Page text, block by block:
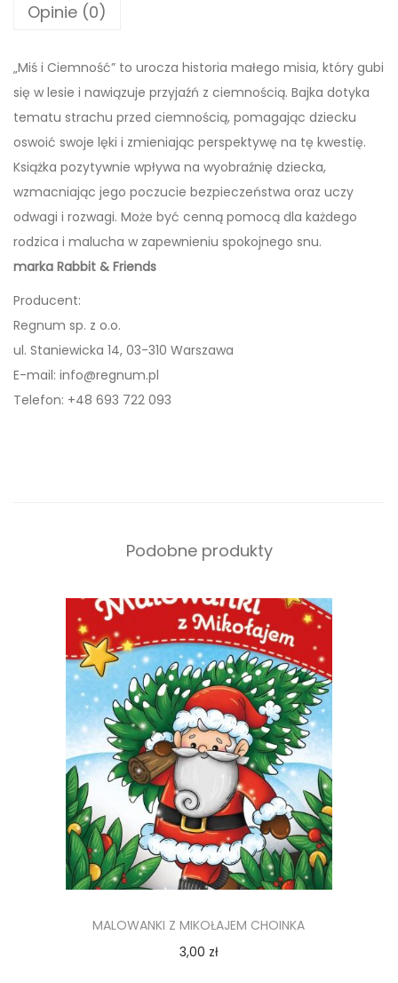
i
m
n
o
ś
ć
K
s
i
ą
ż
k
a
d
l
Opinie (0)
„Miś i Ciemność” to urocza historia małego misia, który gubi
się w lesie i nawiązuje przyjaźń z ciemnością. Bajka dotyka
tematu strachu przed ciemnością, pomagając dziecku
oswoić swoje lęki i zmieniając perspektywę na tę kwestię.
Książka pozytywnie wpływa na wyobraźnię dziecka,
wzmacniając jego poczucie bezpieczeństwa oraz uczy
odwagi i rozwagi. Może być cenną pomocą dla każdego
rodzica i malucha w zapewnieniu spokojnego snu.
marka Rabbit & Friends
Producent:
Regnum sp. z o.o.
ul. Staniewicka 14, 03-310 Warszawa
E-mail: info@regnum.pl
Telefon: +48 693 722 093
Podobne produkty
MALOWANKI Z MIKOŁAJEM CHOINKA
3,00 zł